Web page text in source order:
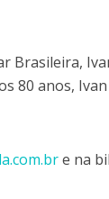
Brasileira,
80 anos,
e na